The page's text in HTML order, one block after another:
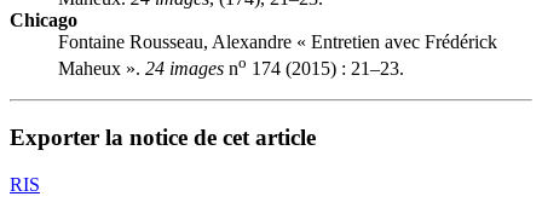
Chicago
Fontaine Rousseau, Alexandre « Entretien avec Frédérick
Maheux ». 24 images no 174 (2015) : 21–23.
Exporter la notice de cet article
RIS